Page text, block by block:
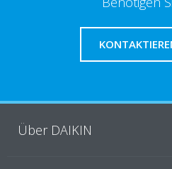
Über DAIKIN